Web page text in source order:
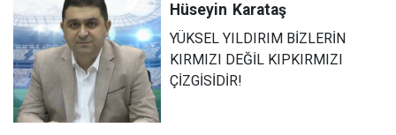
Hüseyin Karataş
YÜKSEL YILDIRIM BİZLERİN
KIRMIZI DEĞİL KIPKIRMIZI
ÇİZGİSİDİR!